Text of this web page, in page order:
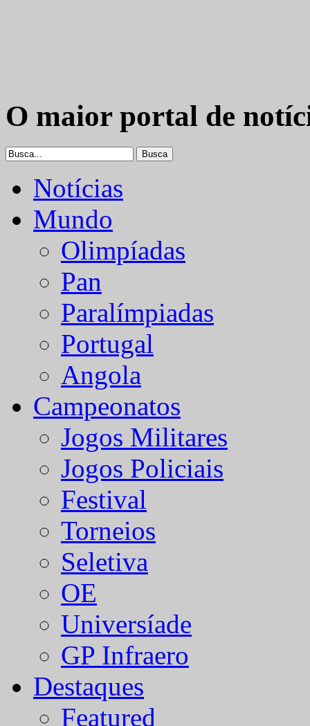
O maior portal de
Notícias
Mundo
Olimpíadas
Pan
Paralímpiadas
Portugal
Angola
Campeonatos
Jogos Militares
Jogos Policiais
Festival
Torneios
Seletiva
OE
Universíade
GP Infraero
Destaques
Featured